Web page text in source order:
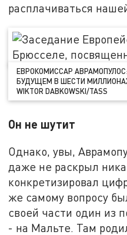
расплачиваться
ЕВРОКОМИССАР
БУДУЩЕМ В ШЕСТИ
WIKTOR DABKOWSKI/TASS
Он не шутит
Однако, увы,
даже не раскрыл
конкретизировал
же самому вопросу
своей части один из
- на Мальте. Там